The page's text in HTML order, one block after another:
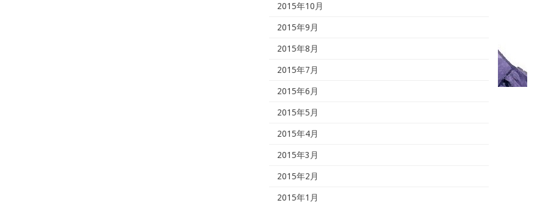
2015年10月
2015年9月
2015年8月
2015年7月
2015年6月
2015年5月
2015年4月
2015年3月
2015年2月
2015年1月